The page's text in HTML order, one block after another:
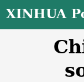
XINHUA